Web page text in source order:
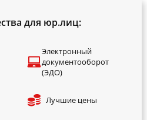
для юр.лиц:
Электронный
документооборот
(ЭДО)
Лучшие цены